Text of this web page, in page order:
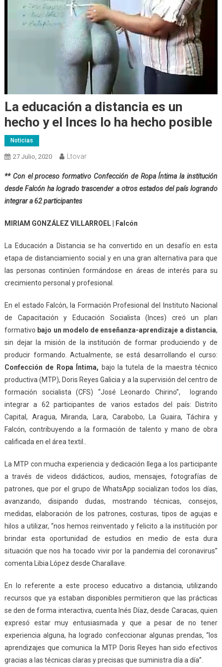
La educación a distancia es un
hecho y el Inces lo ha hecho posible
Noticias
27 Julio, 2020 Ltovar
** Con el proceso formativo Confección de Ropa Íntima la institución
desde Falcón ha logrado trascender a otros estados del país logrando
integrar a 62 participantes
MIRIAM GONZÁLEZ VILLARROEL | Falcón
La Educación a Distancia se ha convertido en un desafío en esta
etapa de distanciamiento social y en una gran alternativa para que
las personas continúen formándose en áreas de interés para su
crecimiento personal y profesional.
En el estado Falcón, la Formación Profesional del Instituto Nacional
de Capacitación y Educación Socialista (Inces) creó un plan
formativo bajo un modelo de enseñanza-aprendizaje a distancia,
sin dejar la misión de la institución de formar produciendo y de
producir formando. Actualmente, se está desarrollando el curso:
Confección de Ropa Íntima, bajo la tutela de la maestra técnico
productiva (MTP), Doris Reyes Galicia y a la supervisión del centro de
formación socialista (CFS) “José Leonardo Chirino”, logrando
integrar a 62 participantes de varios estados del país: Distrito
Capital, Aragua, Miranda, Lara, Carabobo, La Guaira, Táchira y
Falcón, contribuyendo a la formación de talento y mano de obra
calificada en el área textil..
La MTP con mucha experiencia y dedicación llega a los participante
a través de videos didácticos, audios, mensajes, fotografías de
patrones, que por el grupo de WhatsApp socializan todos los días,
avanzando, disipando dudas, mostrando técnicas, consejos,
medidas, elaboración de los patrones, costuras, tipos de agujas e
hilos a utilizar, “nos hemos reinventado y felicito a la institución por
brindar esta oportunidad de estudios en medio de esta dura
situación que nos ha tocado vivir por la pandemia del coronavirus”
comenta Libia López desde Charallave.
En lo referente a este proceso educativo a distancia, utilizando
recursos que ya estaban disponibles permitieron que las prácticas
se den de forma interactiva, cuenta Inés Díaz, desde Caracas, quien
expresó estar muy entusiasmada y que a pesar de no tener
experiencia alguna, ha logrado confeccionar algunas prendas, “los
aprendizajes que comunica la MTP Doris Reyes han sido efectivos
gracias a las técnicas claras y precisas que suministra día a día”.